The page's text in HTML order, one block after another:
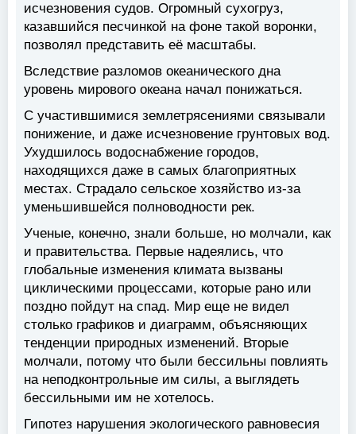
исчезновения судов. Огромный сухогруз,
казавшийся песчинкой на фоне такой воронки,
позволял представить её масштабы.
Вследствие разломов океанического дна
уровень мирового океана начал понижаться.
С участившимися землетрясениями связывали
понижение, и даже исчезновение грунтовых вод.
Ухудшилось водоснабжение городов,
находящихся даже в самых благоприятных
местах. Страдало сельское хозяйство из-за
уменьшившейся полноводности рек.
Ученые, конечно, знали больше, но молчали, как
и правительства. Первые надеялись, что
глобальные изменения климата вызваны
циклическими процессами, которые рано или
поздно пойдут на спад. Мир еще не видел
столько графиков и диаграмм, объясняющих
тенденции природных изменений. Вторые
молчали, потому что были бессильны повлиять
на неподконтрольные им силы, а выглядеть
бессильными им не хотелось.
Гипотез нарушения экологического равновесия